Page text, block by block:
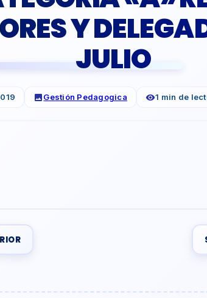
TUTORIA Y CONVIVENCIAESCOLAR
EDUCACIÓN TÉCNICOPRODUCTIVA
DOCENTES
Y
JULIO
Gestión Pedagogica 1 min de